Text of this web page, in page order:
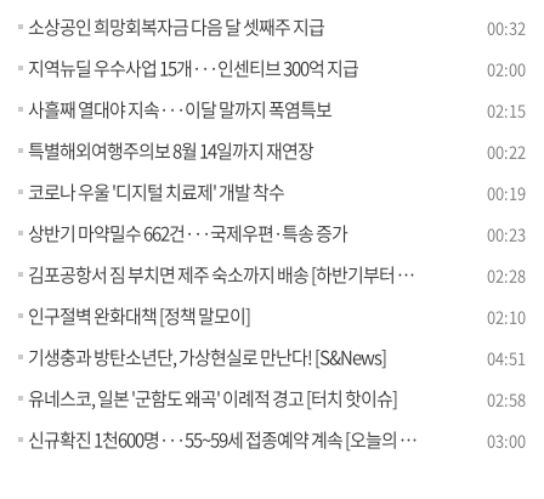
소상공인 희망회복자금 다음 달 셋째주 지급 00:32
지역뉴딜 우수사업 15개···인센티브 300억 지급 02:00
사흘째 열대야 지속···이달 말까지 폭염특보 02:15
특별해외여행주의보 8월 14일까지 재연장 00:22
코로나 우울 '디지털 치료제' 개발 착수 00:19
상반기 마약밀수 662건···국제우편·특송 증가 00:23
김포공항서 짐 부치면 제주 숙소까지 배송 [하반기부터 이렇게 달라집니다] 02:28
인구절벽 완화대책 [정책 말모이] 02:10
기생충과 방탄소년단, 가상현실로 만난다! [S&News] 04:51
유네스코, 일본 '군함도 왜곡' 이례적 경고 [터치 핫이슈] 02:58
신규확진 1천600명···55~59세 접종예약 계속 [오늘의 브리핑] 03:00